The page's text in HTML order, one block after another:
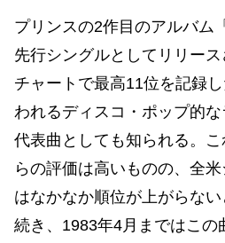
プリンスの2作目のアルバム
先行シングルとしてリリース
チャートで最高11位を記録
われるディスコ・ポップ的
代表曲としても知られる。
らの評価は高いものの、全
はなかなか順位が上がらな
続き、1983年4月まではこの